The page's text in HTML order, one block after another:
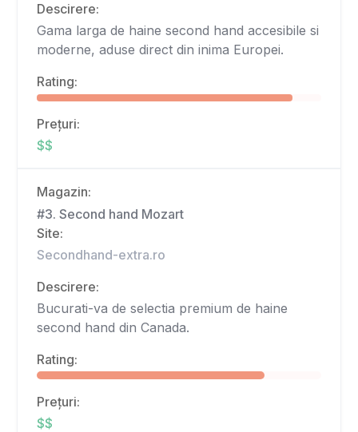
Descirere:
Gama larga de haine second hand accesibile si
moderne, aduse direct din inima Europei.
Rating:
Prețuri:
$$
Magazin:
#3. Second hand Mozart
Site:
Secondhand-extra.ro
Descirere:
Bucurati-va de selectia premium de haine
second hand din Canada.
Rating:
Prețuri:
$$